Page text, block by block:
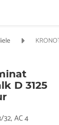
D 3125
32, AC 4